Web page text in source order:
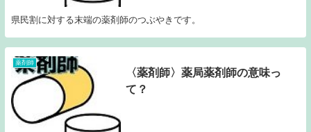
県民割に対する末端の薬剤師のつぶやきです。
薬剤師
〈薬剤師〉薬局薬剤師の意味っ
て？